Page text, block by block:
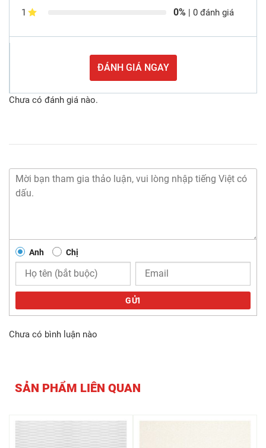
1
0% | 0 đánh giá
ĐÁNH GIÁ NGAY
Chưa có đánh giá nào.
Anh Chị
GỬI
Chưa có bình luận nào
SẢN PHẨM LIÊN QUAN